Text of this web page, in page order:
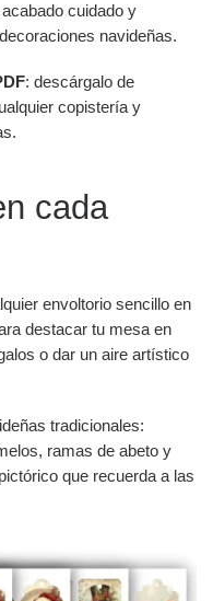
cuidado y
navideñas.
: descárgalo de
copistería y
cada
envoltorio sencillo en
destacar tu mesa en
o dar un aire artístico
tradicionales:
ramas de abeto y
que recuerda a las